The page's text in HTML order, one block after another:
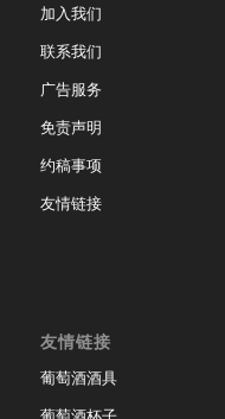
加入我们
联系我们
广告服务
免责声明
约稿事项
友情链接
友情链接
葡萄酒酒具